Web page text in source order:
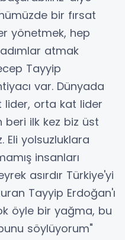
bir fırsat
yönetmek, hep
atmak
Tayyip
var. Dünyada
lider, orta kat lider
beri ilk kez biz üst
Eli yolsuzluklara
insanları
asırdır Türkiye'yi
Tayyip Erdoğan'ı
öyle bir yağma, bu
söylüyorum"